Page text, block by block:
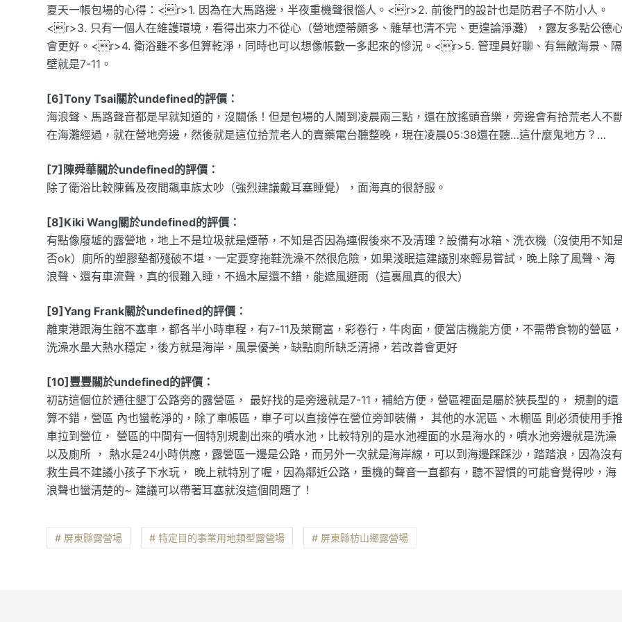
夏天一帳包場的心得：<r>1. 因為在大馬路邊，半夜重機聲很惱人。<r>2. 前後門的設計也是防君子不防小人。
<r>3. 只有一個人在維護環境，看得出來力不從心（營地煙蒂頗多、雜草也清不完、更遑論淨灘），露友多點公德
會更好。<r>4. 衛浴雖不多但算乾淨，同時也可以想像帳數一多起來的慘況。<r>5. 管理員好聊、有無敵海景、隔
壁就是7-11。
[6]Tony Tsai關於undefined的評價：
海浪聲、馬路聲音都是早就知道的，沒關係！但是包場的人鬧到凌晨兩三點，還在放搖頭音樂，旁邊會有拾荒老人不
在海灘經過，就在營地旁邊，然後就是這位拾荒老人的賣藥電台聽整晚，現在凌晨05:38還在聽…這什麼鬼地方？…
[7]陳舜華關於undefined的評價：
除了衛浴比較陳舊及夜間飆車族太吵（強烈建議戴耳塞睡覺），面海真的很舒服。
[8]Kiki Wang關於undefined的評價：
有點像廢墟的露營地，地上不是垃圾就是煙蒂，不知是否因為連假後來不及清理？設備有冰箱、洗衣機（沒使用不知
否ok）廁所的塑膠墊都殘破不堪，一定要穿拖鞋洗澡不然很危險，如果淺眠這建議別來輕易嘗試，晚上除了風聲、海
浪聲、還有車流聲，真的很難入睡，不過木屋還不錯，能遮風避雨（這裏風真的很大）
[9]Yang Frank關於undefined的評價：
離東港跟海生館不塞車，都各半小時車程，有7-11及萊爾富，彩卷行，牛肉面，便當店機能方便，不需帶食物的營區，
洗澡水量大熱水穩定，後方就是海岸，風景優美，缺點廁所缺乏清掃，若改善會更好
[10]豐豐關於undefined的評價：
初訪這個位於通往墾丁公路旁的露營區， 最好找的是旁邊就是7-11，補給方便，營區裡面是屬於狹長型的， 規劃的還
算不錯，營區 內也蠻乾淨的，除了車帳區，車子可以直接停在營位旁卸裝備， 其他的水泥區、木棚區 則必須使用手推
車拉到營位， 營區的中間有一個特別規劃出來的噴水池，比較特別的是水池裡面的水是海水的，噴水池旁邊就是洗澡
以及廁所 ， 熱水是24小時供應，露營區一邊是公路，而另外一次就是海岸線，可以到海邊踩踩沙，踏踏浪，因為沒有
救生員不建議小孩子下水玩， 晚上就特別了喔，因為鄰近公路，重機的聲音一直都有，聽不習慣的可能會覺得吵，海
浪聲也蠻清楚的~ 建議可以帶著耳塞就沒這個問題了！
# 屏東縣露營場 # 特定目的事業用地類型露營場 # 屏東縣枋山鄉露營場